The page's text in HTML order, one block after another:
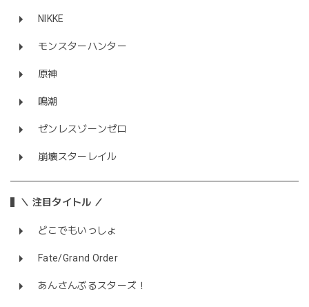
NIKKE
モンスターハンター
原神
鳴潮
ゼンレスゾーンゼロ
崩壊スターレイル
＼ 注目タイトル ／
どこでもいっしょ
Fate/Grand Order
あんさんぶるスターズ！